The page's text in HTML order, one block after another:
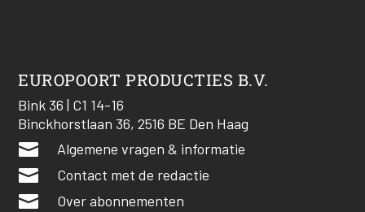
EUROPOORT PRODUCTIES B.V.
Bink 36 | C1 14-16
Binckhorstlaan 36, 2516 BE Den Haag
 Algemene vragen & informatie
 Contact met de redactie
 Over abonnementen